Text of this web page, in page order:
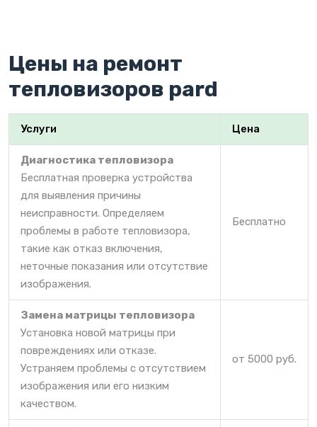
Цены на ремонт
тепловизоров pard
Услуги Цена
Диагностика тепловизора
Бесплатная проверка устройства
для выявления причины
неисправности. Определяем
проблемы в работе тепловизора,
такие как отказ включения,
неточные показания или отсутствие
изображения.
Бесплатно
Замена матрицы тепловизора
Установка новой матрицы при
повреждениях или отказе.
Устраняем проблемы с отсутствием
изображения или его низким
качеством.
от 5000 руб.